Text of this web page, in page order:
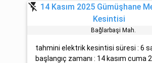
flash_off 14 Kasım 2025 Gümüşhane
Kesintisi
Bağlarbaşi Mah.
tahmini elektrik kesintisi süresi : 6
başlangıç zamanı : 14 kasım cuma